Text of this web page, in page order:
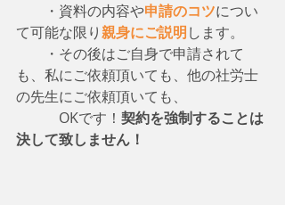
・資料の内容や申請のコツについ
て可能な限り親身にご説明します。
・その後はご自身で申請されて
も、私にご依頼頂いても、他の社労士
の先生にご依頼頂いても、
OKです！ 契約を強制することは
決して致しません！